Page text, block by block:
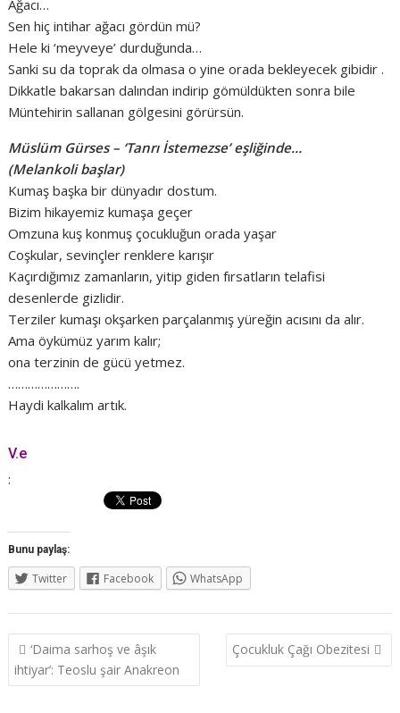
Ağacı…
Sen hiç intihar ağacı gördün mü?
Hele ki ‘meyveye’ durduğunda…
Sanki su da toprak da olmasa o yine orada bekleyecek gibidir .
Dikkatle bakarsan dalından indirip gömüldükten sonra bile
Müntehirin sallanan gölgesini görürsün.
Müslüm Gürses – ‘Tanrı İstemezse’ eşliğinde…
(Melankoli başlar)
Kumaş başka bir dünyadır dostum.
Bizim hikayemiz kumaşa geçer
Omzuna kuş konmuş çocukluğun orada yaşar
Coşkular, sevinçler renklere karışır
Kaçırdığımız zamanların, yitip giden fırsatların telafisi
desenlerde gizlidir.
Terziler kumaşı okşarken parçalanmış yüreğin acısını da alır.
Ama öykümüz yarım kalır;
ona terzinin de gücü yetmez.
………………….
Haydi kalkalım artık.
V.e
:
Bunu paylaş:
Twitter Facebook WhatsApp
Yazı
dolaşımı
‘Daima sarhoş ve âşık
ihtiyar’: Teoslu şair Anakreon
Çocukluk Çağı Obezitesi